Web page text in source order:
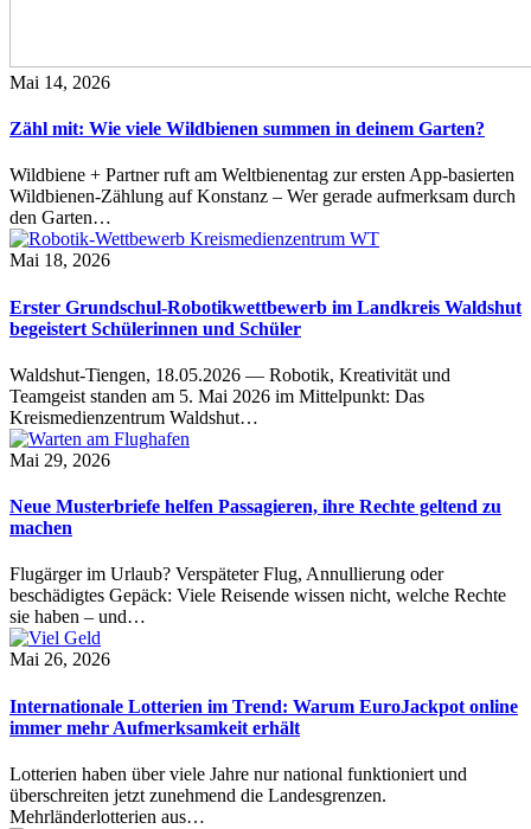
Mai 14, 2026
Zähl mit: Wie viele Wildbienen summen in deinem Garten?
Wildbiene + Partner ruft am Weltbienentag zur ersten App-basierten
Wildbienen-Zählung auf Konstanz – Wer gerade aufmerksam durch
den Garten…
Mai 18, 2026
Erster Grundschul-Robotikwettbewerb im Landkreis Waldshut
begeistert Schülerinnen und Schüler
Waldshut-Tiengen, 18.05.2026 — Robotik, Kreativität und
Teamgeist standen am 5. Mai 2026 im Mittelpunkt: Das
Kreismedienzentrum Waldshut…
Mai 29, 2026
Neue Musterbriefe helfen Passagieren, ihre Rechte geltend zu
machen
Flugärger im Urlaub? Verspäteter Flug, Annullierung oder
beschädigtes Gepäck: Viele Reisende wissen nicht, welche Rechte
sie haben – und…
Mai 26, 2026
Internationale Lotterien im Trend: Warum EuroJackpot online
immer mehr Aufmerksamkeit erhält
Lotterien haben über viele Jahre nur national funktioniert und
überschreiten jetzt zunehmend die Landesgrenzen.
Mehrländerlotterien aus…